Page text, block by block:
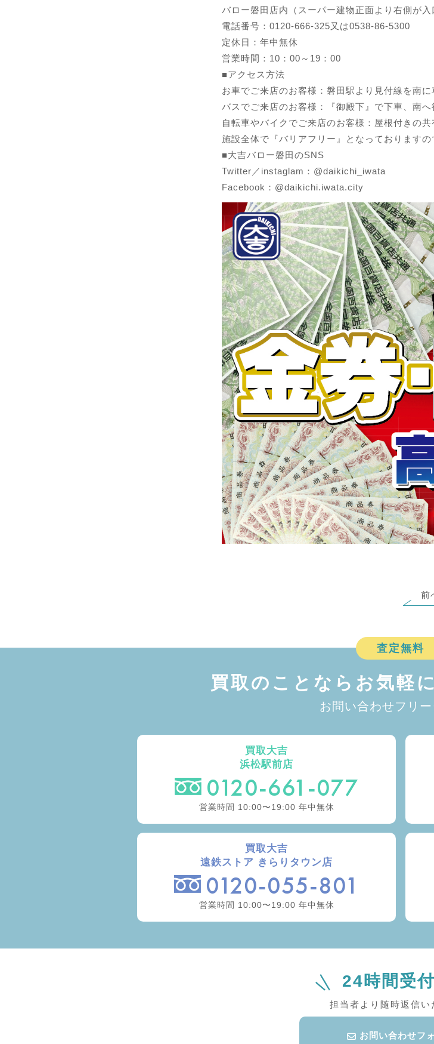
バロー磐田店内（スーパー建物正面より右側が入
電話番号：0120-666-325又は0538-86-5300
定休日：年中無休
営業時間：10：00～19：00
■アクセス方法
お車でご来店のお客様：磐田駅より見付線を南
バスでご来店のお客様：『御殿下』で下車、南へ
自転車やバイクでご来店のお客様：屋根付きの
施設全体で『バリアフリー』となっております
■大吉バロー磐田のSNS
Twitter／instaglam：@daikichi_iwata
Facebook：@daikichi.iwata.city
前
査定無料
買取のことなら お気軽
お問い合わせフリ
買取大吉
浜松駅前店
0120-661-077
営業時間 10:00〜19:00 年中無休
買取大吉
遠鉄ストア きらりタウン店
0120-055-801
営業時間 10:00〜19:00 年中無休
24時間受
担当者より随時返信い
お問い合わせフ